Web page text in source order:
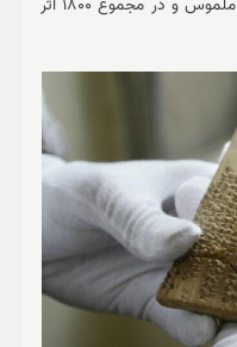
غیرمنقول، 302 اثر طبیعی و 476 اثر ناملموس و در مجموع 1800 اثر